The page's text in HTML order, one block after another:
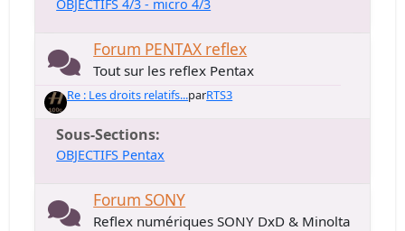
OBJECTIFS 4/3 - micro 4/3
Forum PENTAX reflex
Tout sur les reflex Pentax
Re : Les droits relatifs...parRTS3
Sous-Sections
OBJECTIFS Pentax
Forum SONY
Reflex numériques SONY DxD & Minolta